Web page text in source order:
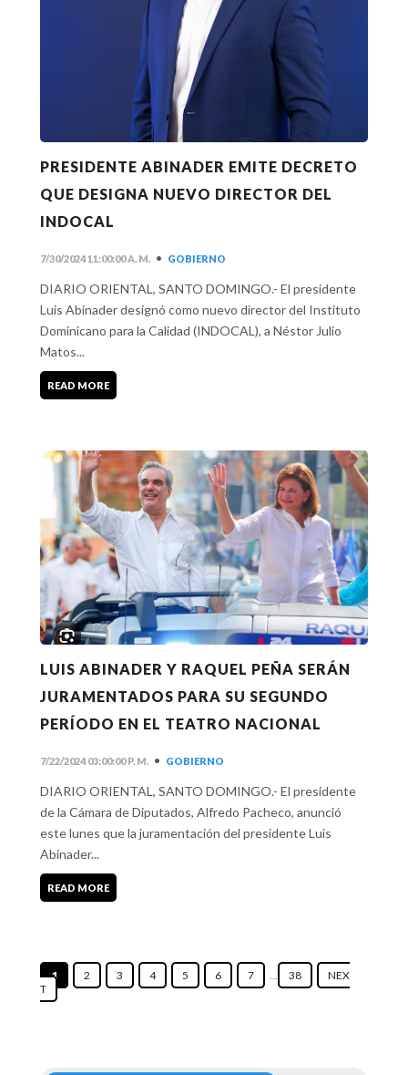
PRESIDENTE ABINADER EMITE DECRETO
QUE DESIGNA NUEVO DIRECTOR DEL
INDOCAL
7/30/2024 11:00:00 A. M. • GOBIERNO
DIARIO ORIENTAL, SANTO DOMINGO.- El presidente
Luis Abinader designó como nuevo director del Instituto
Dominicano para la Calidad (INDOCAL), a Néstor Julio
Matos...
READ MORE
LUIS ABINADER Y RAQUEL PEÑA SERÁN
JURAMENTADOS PARA SU SEGUNDO
PERÍODO EN EL TEATRO NACIONAL
7/22/2024 03:00:00 P. M. • GOBIERNO
DIARIO ORIENTAL, SANTO DOMINGO.- El presidente
de la Cámara de Diputados, Alfredo Pacheco, anunció
este lunes que la juramentación del presidente Luis
Abinader...
READ MORE
1 2 3 4 5 6 7 ... 38
NEX
T